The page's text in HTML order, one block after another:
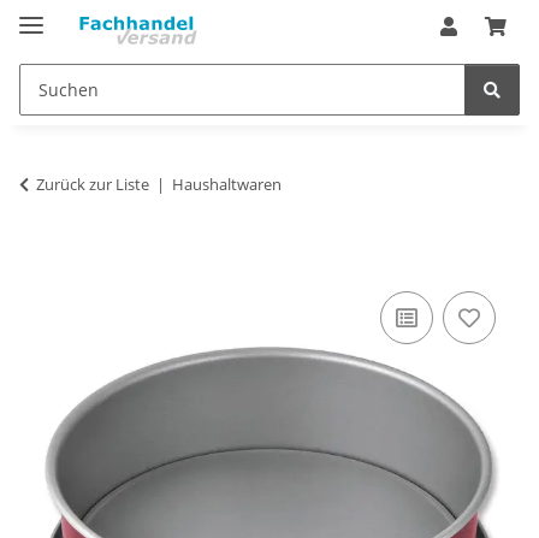
Zurück zur Liste Haushaltwaren